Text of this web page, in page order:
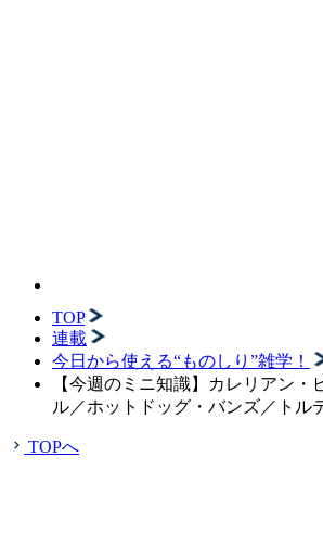
TOP
連載
今日から使える“ものしり”雑学！
【今週のミニ知識】カレリアン・
ル／ホットドッグ・バンズ／トル
TOPへ